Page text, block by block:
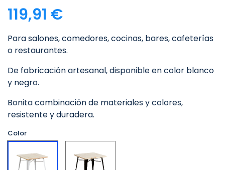
119,91 €
Para salones, comedores, cocinas, bares, cafeterías
o restaurantes.
De fabricación artesanal, disponible en color blanco
y negro.
Bonita combinación de materiales y colores,
resistente y duradera.
Color
Blanco Negro